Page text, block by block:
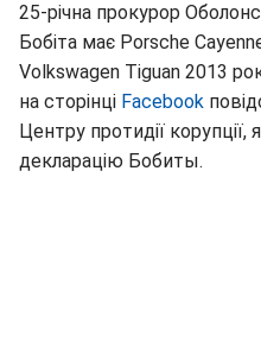
25-річна прокурор
Бобіта має Porsche
Volkswagen Tiguan 2013
на сторінці Facebook
Центру протидії корупції,
декларацію Бобиты.